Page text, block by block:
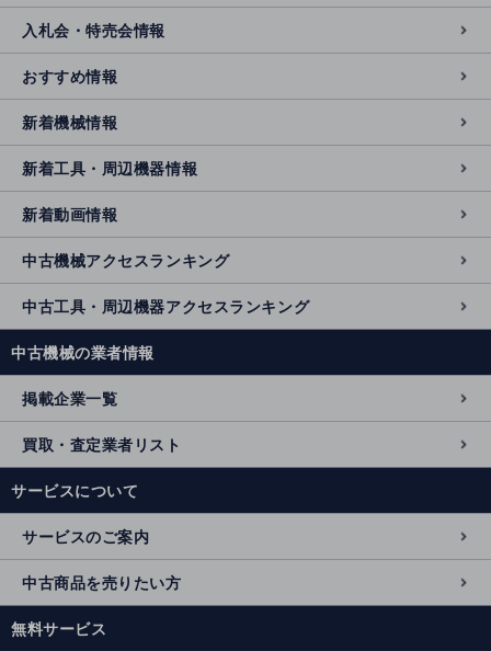
入札会・特売会情報
おすすめ情報
新着機械情報
新着工具・周辺機器情報
新着動画情報
中古機械アクセスランキング
中古工具・周辺機器アクセスランキング
中古機械の業者情報
掲載企業一覧
買取・査定業者リスト
サービスについて
サービスのご案内
中古商品を売りたい方
無料サービス